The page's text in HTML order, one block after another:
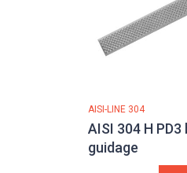
AISI-LINE 304
AISI 304 H PD3
guidage